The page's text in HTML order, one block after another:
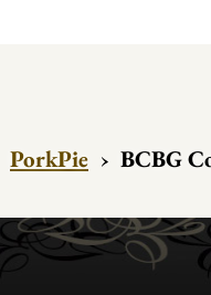
PorkPie › BCBG